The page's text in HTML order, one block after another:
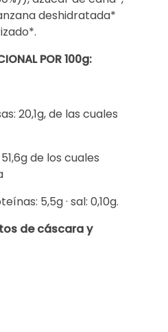
deshidratada*
POR 100g:
20,1g, de las cuales
de los cuales
5,5g · sal: 0,10g.
de cáscara y